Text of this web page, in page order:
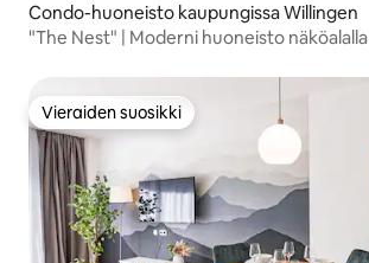
Condo-huoneisto kaupungissa Willingen
"The Nest" | Moderni huoneisto näköalalla
Vieraiden suosikki
Vieraiden suosikki